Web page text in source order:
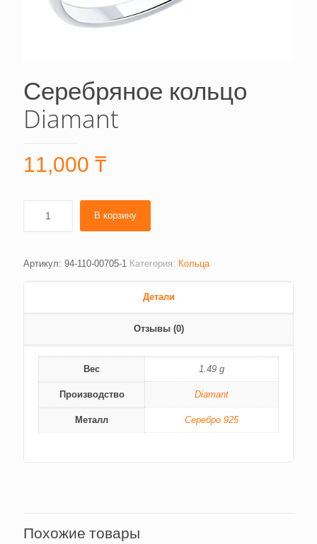
Серебряное кольцо
Diamant
11,000 ₸
В корзину
Артикул: 94-110-00705-1 Категория: Кольца
Детали
Отзывы (0)
Вес 1.49 g
Производство Diamant
Металл Серебро 925
Похожие товары